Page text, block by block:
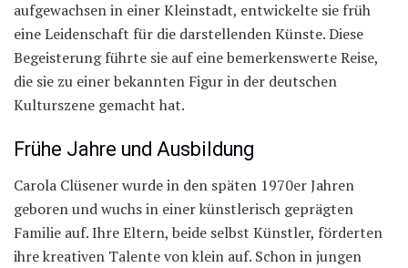
aufgewachsen in einer Kleinstadt, entwickelte sie früh
eine Leidenschaft für die darstellenden Künste. Diese
Begeisterung führte sie auf eine bemerkenswerte Reise,
die sie zu einer bekannten Figur in der deutschen
Kulturszene gemacht hat.
Frühe Jahre und Ausbildung
Carola Clüsener wurde in den späten 1970er Jahren
geboren und wuchs in einer künstlerisch geprägten
Familie auf. Ihre Eltern, beide selbst Künstler, förderten
ihre kreativen Talente von klein auf. Schon in jungen